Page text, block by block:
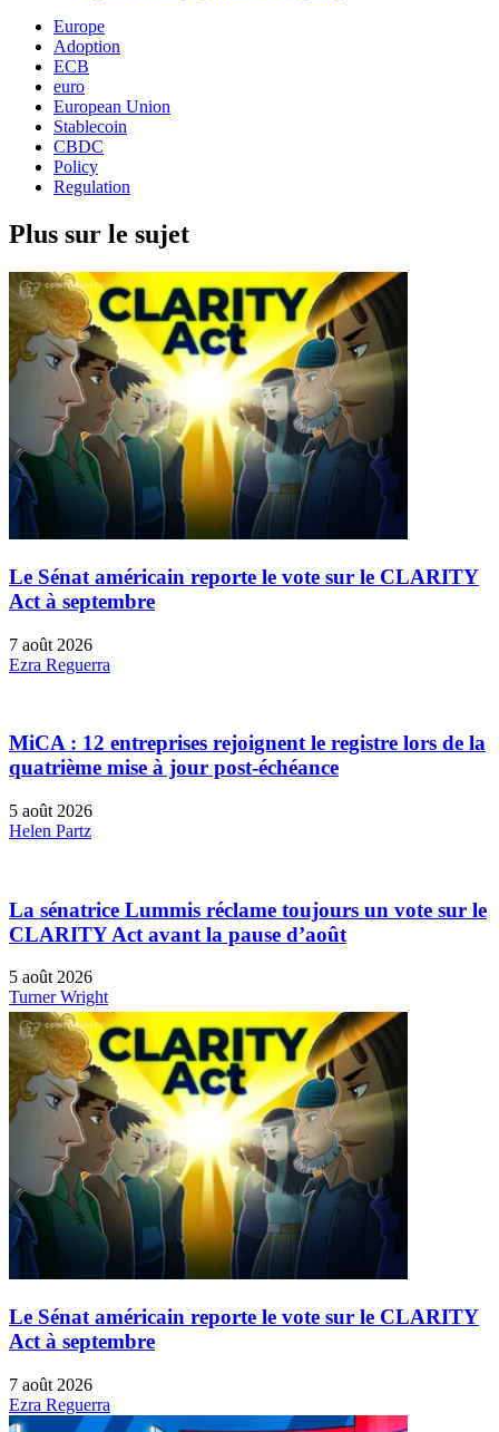
Europe
Adoption
ECB
euro
European Union
Stablecoin
CBDC
Policy
Regulation
Plus sur le sujet
Le Sénat américain reporte le vote sur le CLARITY
Act à septembre
7 août 2026
Ezra Reguerra
MiCA : 12 entreprises rejoignent le registre lors de la
quatrième mise à jour post-échéance
5 août 2026
Helen Partz
La sénatrice Lummis réclame toujours un vote sur le
CLARITY Act avant la pause d’août
5 août 2026
Turner Wright
Le Sénat américain reporte le vote sur le CLARITY
Act à septembre
7 août 2026
Ezra Reguerra